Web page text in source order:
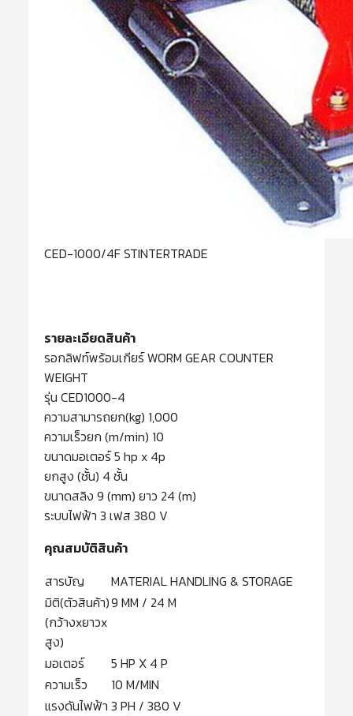
CED-1000/4F STINTERTRADE
รายละเอียดสินค้า
รอกลิฟท์พร้อมเกียร์ WORM GEAR COUNTER
WEIGHT
รุ่น CED1000-4
ความสามารถยก(kg) 1,000
ความเร็วยก (m/min) 10
ขนาดมอเตอร์ 5 hp x 4p
ยกสูง (ชั้น) 4 ชั้น
ขนาดสลิง 9 (mm) ยาว 24 (m)
ระบบไฟฟ้า 3 เฟส 380 V
คุณสมบัติสินค้า
สารบัญ
MATERIAL HANDLING & STORAGE
มิติ(ตัวสินค้า)
(กว้างxยาวx
สูง)
9 MM / 24 M
มอเตอร์
5 HP X 4 P
ความเร็ว
10 M/MIN
แรงดันไฟฟ้า 3 PH / 380 V